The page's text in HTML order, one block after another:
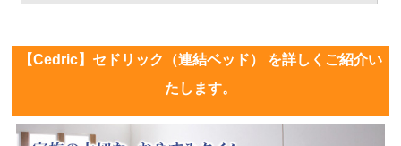
【Cedric】セドリック（連結ベッド） を詳しくご紹介い
たします。